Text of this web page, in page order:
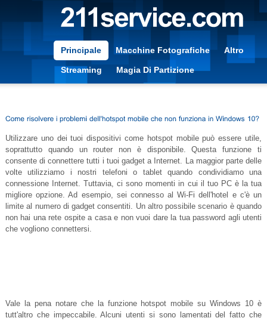
Principale Macchine Fotografiche Altro
Streaming Magia Di Partizione
Utilizzare uno dei tuoi dispositivi come hotspot mobile può essere utile,
soprattutto quando un router non è disponibile. Questa funzione ti
consente di connettere tutti i tuoi gadget a Internet. La maggior parte delle
volte utilizziamo i nostri telefoni o tablet quando condividiamo una
connessione Internet. Tuttavia, ci sono momenti in cui il tuo PC è la tua
migliore opzione. Ad esempio, sei connesso al Wi-Fi dell'hotel e c'è un
limite al numero di gadget consentiti. Un altro possibile scenario è quando
non hai una rete ospite a casa e non vuoi dare la tua password agli utenti
che vogliono connettersi.
Vale la pena notare che la funzione hotspot mobile su Windows 10 è
tutt'altro che impeccabile. Alcuni utenti si sono lamentati del fatto che